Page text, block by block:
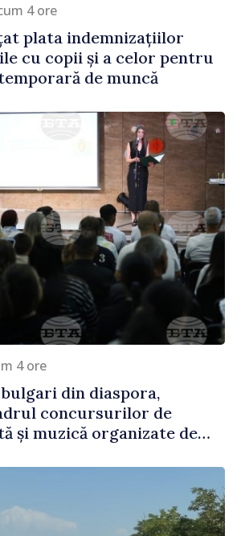
4 ore
plata indemnizațiilor
cu copii și a celor pentru
de muncă
4 ore
din diaspora,
concursurilor de
și muzică organizate de